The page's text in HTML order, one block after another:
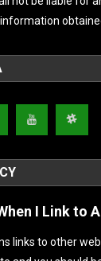
I Link to
links to other